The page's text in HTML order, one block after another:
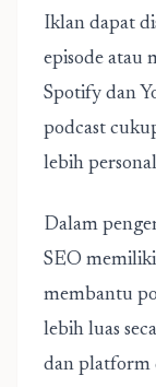
Iklan dapat
episode atau
Spotify dan
podcast
lebih
Dalam
SEO
membantu
lebih luas
dan platform